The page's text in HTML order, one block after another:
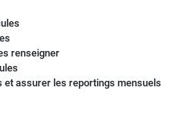
renseigner
assurer les reportings mensuels